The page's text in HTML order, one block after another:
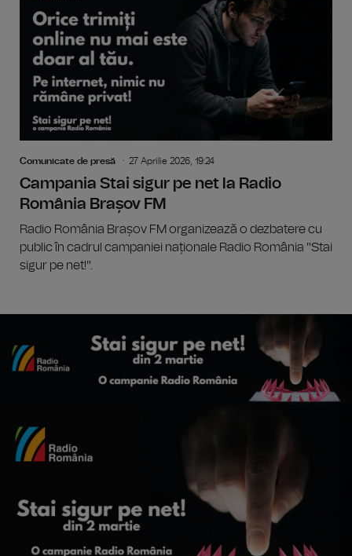
Comunicate de presă 27 Aprilie 2026, 19:24
Campania Stai sigur pe net la Radio
România Brașov FM
Radio România Brașov FM organizează o dezbatere cu
public în cadrul campaniei naționale Radio România "Stai
sigur pe net!".